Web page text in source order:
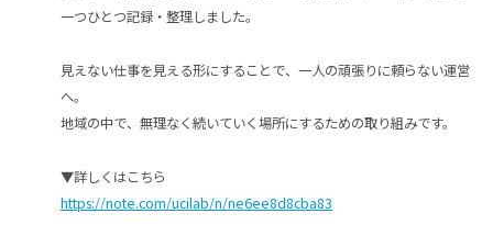
一つひとつ記録・整理しました。
見えない仕事を見える形にすることで、一人の頑張りに頼らない運営
へ。
地域の中で、無理なく続いていく場所にするための取り組みです。
▼詳しくはこちら
https://note.com/ucilab/n/ne6ee8d8cba83